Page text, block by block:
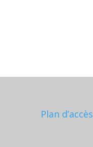
Plan d’accès